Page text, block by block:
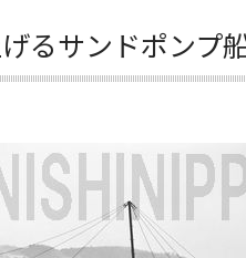
るサンドポンプ